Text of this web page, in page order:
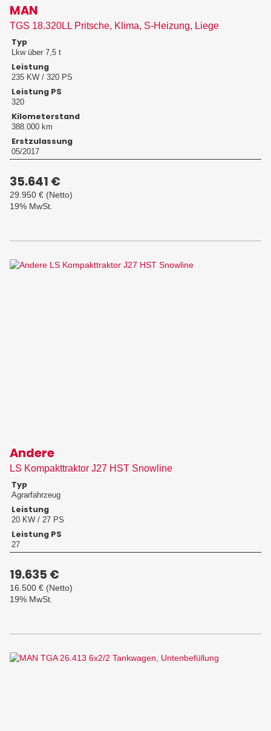
MAN
TGS 18.320LL Pritsche, Klima, S-Heizung, Liege
Typ
Lkw über 7,5 t
Leistung
235 KW / 320 PS
Leistung PS
320
Kilometerstand
388.000 km
Erstzulassung
05/2017
35.641 €
29.950 € (Netto)
19% MwSt.
Andere
LS Kompakttraktor J27 HST Snowline
Typ
Agrarfahrzeug
Leistung
20 KW / 27 PS
Leistung PS
27
19.635 €
16.500 € (Netto)
19% MwSt.